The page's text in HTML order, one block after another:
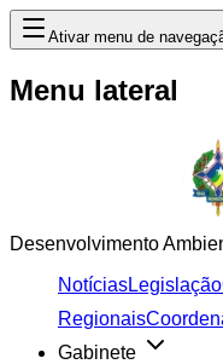
Ativar menu de
Menu lateral
Desenvolvimento
NotíciasLegislação
Regionais
Gabinete